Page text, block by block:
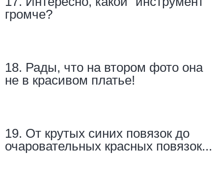
громче?
18. Рады, что на втором фото она
не в красивом платье!
19. От крутых синих повязок до
очаровательных красных повязок...